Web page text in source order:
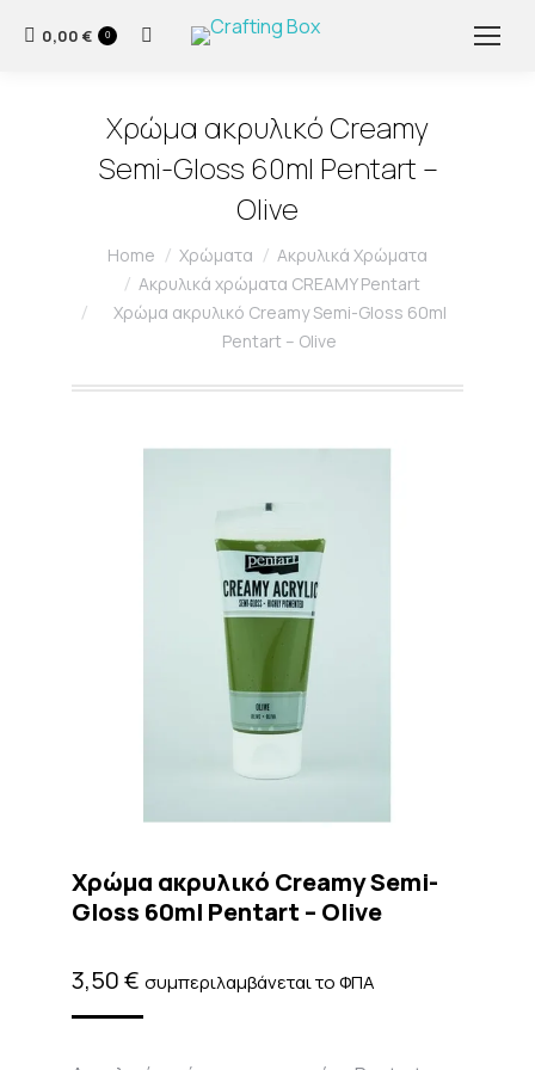
0,00 € 0 Search:
Χρώμα ακρυλικό Creamy
Semi-Gloss 60ml Pentart –
Olive
You are here:
Home Χρώματα
Ακρυλικά Χρώματα
Ακρυλικά χρώματα CREAMY Pentart
Χρώμα ακρυλικό Creamy Semi-Gloss 60ml
Pentart – Olive
Χρώμα ακρυλικό Creamy Semi-
Gloss 60ml Pentart – Olive
3,50€ συμπεριλαμβάνεται το ΦΠΑ